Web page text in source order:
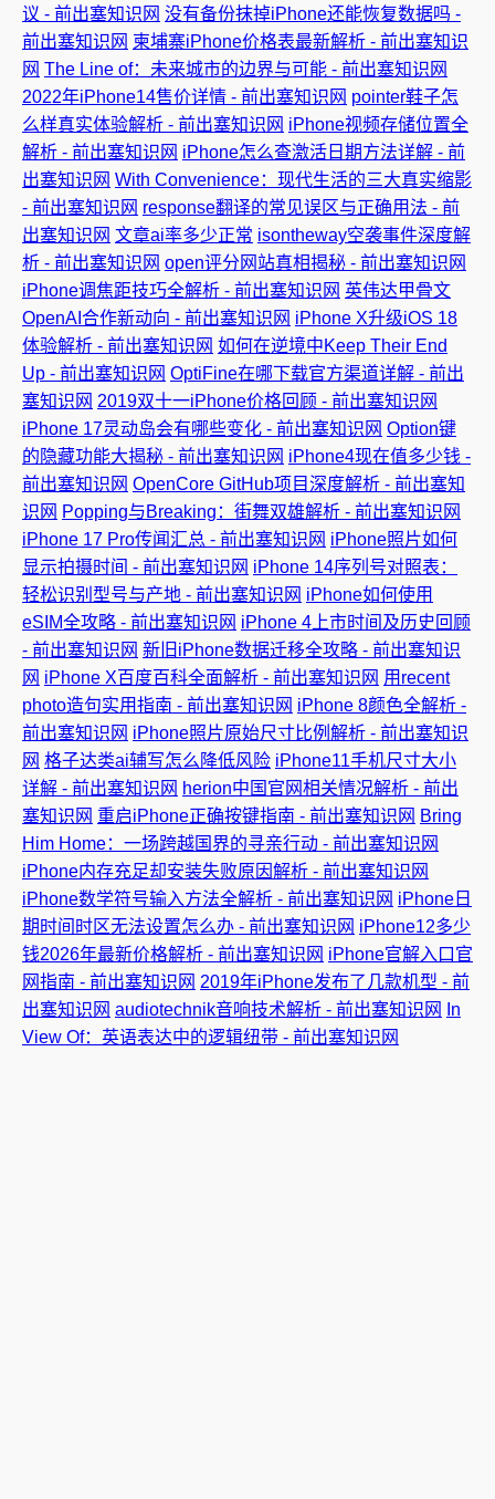
议 - 前出塞知识网 没有备份抹掉iPhone还能恢复数据吗 -
前出塞知识网 柬埔寨iPhone价格表最新解析 - 前出塞知识
网 The Line of：未来城市的边界与可能 - 前出塞知识网
2022年iPhone14售价详情 - 前出塞知识网 pointer鞋子怎
么样真实体验解析 - 前出塞知识网 iPhone视频存储位置全
解析 - 前出塞知识网 iPhone怎么查激活日期方法详解 - 前
出塞知识网 With Convenience：现代生活的三大真实缩影
- 前出塞知识网 response翻译的常见误区与正确用法 - 前
出塞知识网 文章ai率多少正常 isontheway空袭事件深度解
析 - 前出塞知识网 open评分网站真相揭秘 - 前出塞知识网
iPhone调焦距技巧全解析 - 前出塞知识网 英伟达甲骨文
OpenAI合作新动向 - 前出塞知识网 iPhone X升级iOS 18
体验解析 - 前出塞知识网 如何在逆境中Keep Their End
Up - 前出塞知识网 OptiFine在哪下载官方渠道详解 - 前出
塞知识网 2019双十一iPhone价格回顾 - 前出塞知识网
iPhone 17灵动岛会有哪些变化 - 前出塞知识网 Option键
的隐藏功能大揭秘 - 前出塞知识网 iPhone4现在值多少钱 -
前出塞知识网 OpenCore GitHub项目深度解析 - 前出塞知
识网 Popping与Breaking：街舞双雄解析 - 前出塞知识网
iPhone 17 Pro传闻汇总 - 前出塞知识网 iPhone照片如何
显示拍摄时间 - 前出塞知识网 iPhone 14序列号对照表：
轻松识别型号与产地 - 前出塞知识网 iPhone如何使用
eSIM全攻略 - 前出塞知识网 iPhone 4上市时间及历史回顾
- 前出塞知识网 新旧iPhone数据迁移全攻略 - 前出塞知识
网 iPhone X百度百科全面解析 - 前出塞知识网 用recent
photo造句实用指南 - 前出塞知识网 iPhone 8颜色全解析 -
前出塞知识网 iPhone照片原始尺寸比例解析 - 前出塞知识
网 格子达类ai辅写怎么降低风险 iPhone11手机尺寸大小
详解 - 前出塞知识网 herion中国官网相关情况解析 - 前出
塞知识网 重启iPhone正确按键指南 - 前出塞知识网 Bring
Him Home：一场跨越国界的寻亲行动 - 前出塞知识网
iPhone内存充足却安装失败原因解析 - 前出塞知识网
iPhone数学符号输入方法全解析 - 前出塞知识网 iPhone日
期时间时区无法设置怎么办 - 前出塞知识网 iPhone12多少
钱2026年最新价格解析 - 前出塞知识网 iPhone官解入口官
网指南 - 前出塞知识网 2019年iPhone发布了几款机型 - 前
出塞知识网 audiotechnik音响技术解析 - 前出塞知识网
In
View Of：英语表达中的逻辑纽带 - 前出塞知识网